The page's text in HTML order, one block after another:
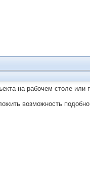
на рабочем столе или
возможность